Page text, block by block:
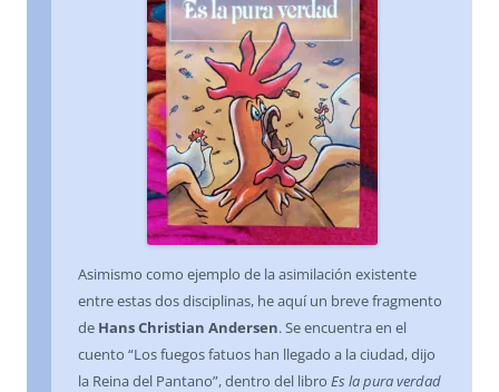
Asimismo como ejemplo de la asimilación existente
entre estas dos disciplinas, he aquí un breve fragmento
de Hans Christian Andersen. Se encuentra en el
cuento “Los fuegos fatuos han llegado a la ciudad, dijo
la Reina del Pantano”, dentro del libro Es la pura verdad